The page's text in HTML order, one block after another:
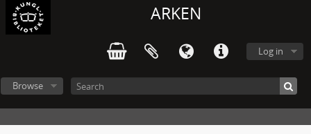
ARKEN
Log in
Browse